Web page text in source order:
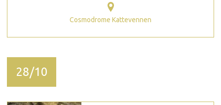
Cosmodrome Kattevennen
28/10